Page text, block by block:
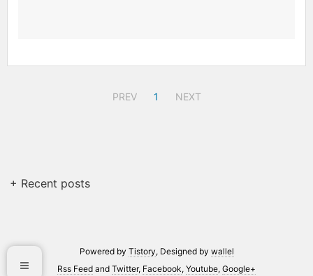
PREV 1 NEXT
+ Recent posts
Powered by Tistory, Designed by wallel
Rss Feed and Twitter, Facebook, Youtube, Google+